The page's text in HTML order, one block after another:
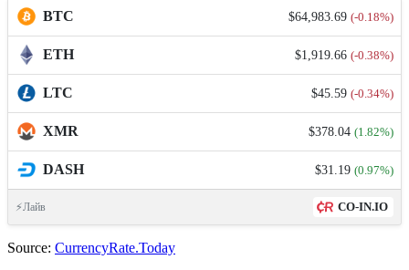
BTC $64,983.69 (-0.18%)
ETH $1,919.66 (-0.38%)
LTC $45.59 (-0.34%)
XMR $378.04 (1.82%)
DASH $31.19 (0.97%)
⚡Лайв CO-IN.IO
Source: CurrencyRate.Today